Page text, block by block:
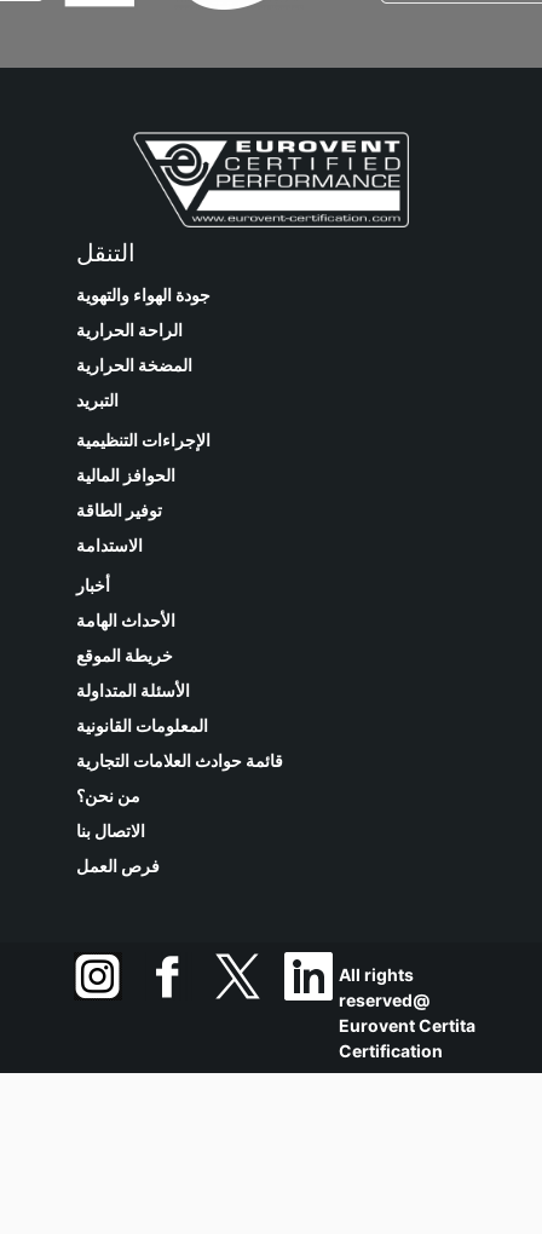
التنقل
جودة الهواء والتهوية
الراحة الحرارية
المضخة الحرارية
الإجراءات التنظيمية
الحوافز المالية
توفير الطاقة
الاستدامة
الأحداث الهامة
خريطة الموقع
الأسئلة المتداولة
المعلومات القانونية
قائمة حوادث العلامات التجارية
من نحن؟
الاتصال بنا
فرص العمل
All rights
reserved@
Eurovent Certita
Certification